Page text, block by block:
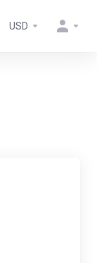
USD